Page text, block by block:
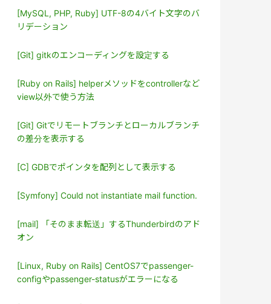
[MySQL, PHP, Ruby] UTF-8の4バイト文字のバ
リデーション
[Git] gitkのエンコーディングを設定する
[Ruby on Rails] helperメソッドをcontrollerなど
view以外で使う方法
[Git] Gitでリモートブランチとローカルブランチ
の差分を表示する
[C] GDBでポインタを配列として表示する
[Symfony] Could not instantiate mail function.
[mail] 「そのまま転送」するThunderbirdのアド
オン
[Linux, Ruby on Rails] CentOS7でpassenger-
configやpassenger-statusがエラーになる